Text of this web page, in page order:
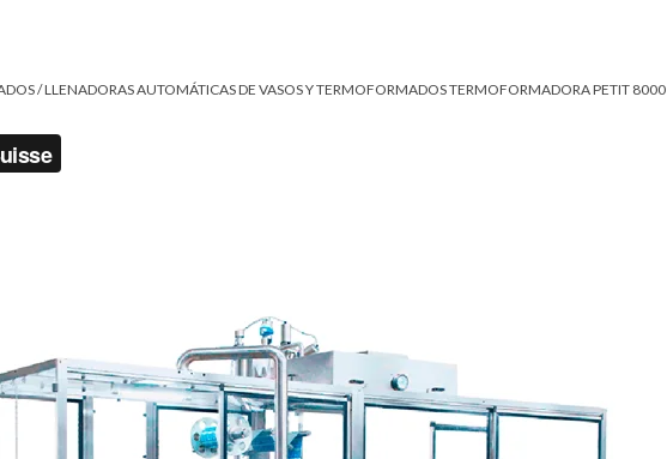
/ LLENADORAS AUTOMÁTICAS DE VASOS Y TERMOFORMADOS TERMOFORMADORA PETIT 8000